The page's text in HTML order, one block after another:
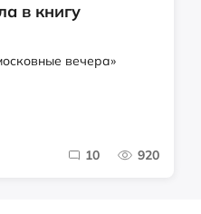
в книгу
вечера»
10 920